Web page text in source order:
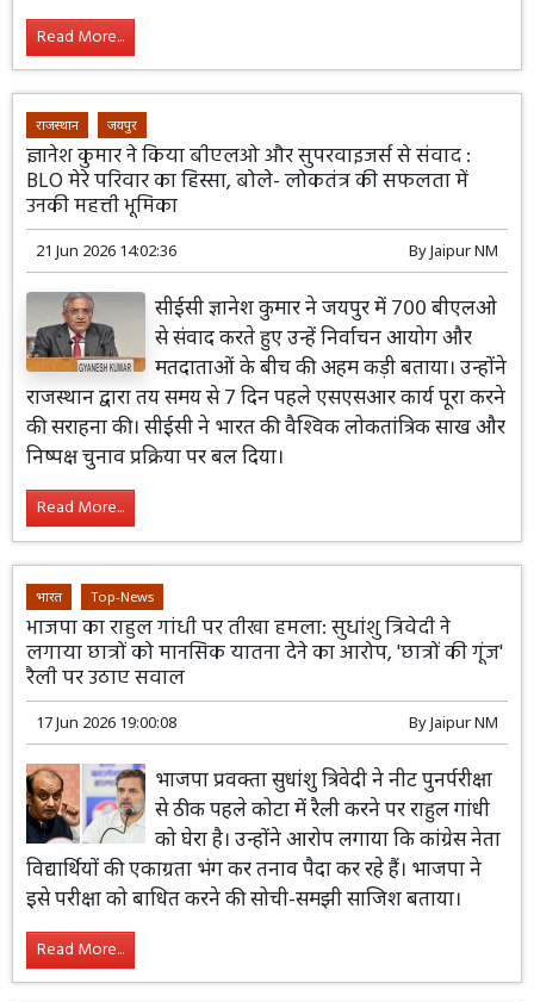
Read More...
राजस्थान जयपुर
ज्ञानेश कुमार ने किया बीएलओ और सुपरवाइजर्स से संवाद :
BLO मेरे परिवार का हिस्सा, बोले- लोकतंत्र की सफलता में
उनकी महत्ती भूमिका
21 Jun 2026 14:02:36 ByJaipur NM
सीईसी ज्ञानेश कुमार ने जयपुर में 700 बीएलओ
से संवाद करते हुए उन्हें निर्वाचन आयोग और
मतदाताओं के बीच की अहम कड़ी बताया। उन्होंने
राजस्थान द्वारा तय समय से 7 दिन पहले एसएसआर कार्य पूरा करने
की सराहना की। सीईसी ने भारत की वैश्विक लोकतांत्रिक साख और
निष्पक्ष चुनाव प्रक्रिया पर बल दिया।
Read More...
भारत Top-News
भाजपा का राहुल गांधी पर तीखा हमला: सुधांशु त्रिवेदी ने
लगाया छात्रों को मानसिक यातना देने का आरोप, 'छात्रों की गूंज'
रैली पर उठाए सवाल
17 Jun 2026 19:00:08 ByJaipur NM
भाजपा प्रवक्ता सुधांशु त्रिवेदी ने नीट पुनर्परीक्षा
से ठीक पहले कोटा में रैली करने पर राहुल गांधी
को घेरा है। उन्होंने आरोप लगाया कि कांग्रेस नेता
विद्यार्थियों की एकाग्रता भंग कर तनाव पैदा कर रहे हैं। भाजपा ने
इसे परीक्षा को बाधित करने की सोची-समझी साजिश बताया।
Read More...